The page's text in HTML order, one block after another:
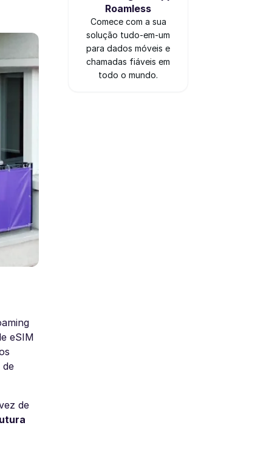
eSIM
de
de
Roamless
Comece com a sua
solução tudo-em-um
para dados móveis e
chamadas fiáveis em
todo o mundo.